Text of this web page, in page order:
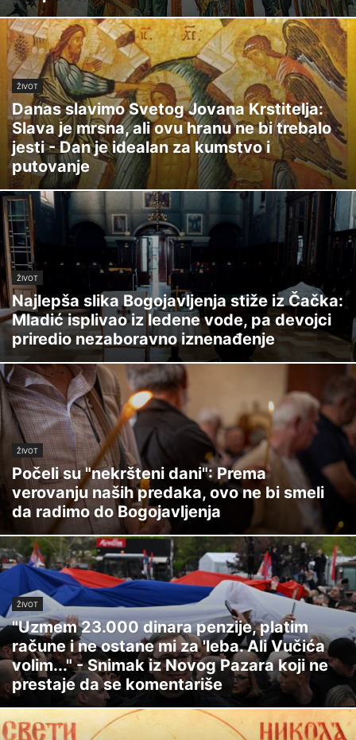
ŽIVOT
Danas slavimo Svetog Jovana Krstitelja:
Slava je mrsna, ali ovu hranu ne bi trebalo
jesti - Dan je idealan za kumstvo i
putovanje
ŽIVOT
Najlepša slika Bogojavljenja stiže iz Čačka:
Mladić isplivao iz ledene vode, pa devojci
priredio nezaboravno iznenađenje
ŽIVOT
Počeli su "nekršteni dani": Prema
verovanju naših predaka, ovo ne bi smeli
da radimo do Bogojavljenja
ŽIVOT
"Uzmem 23.000 dinara penzije, platim
račune i ne ostane mi za 'leba. Ali Vučića
volim..." - Snimak iz Novog Pazara koji ne
prestaje da se komentariše